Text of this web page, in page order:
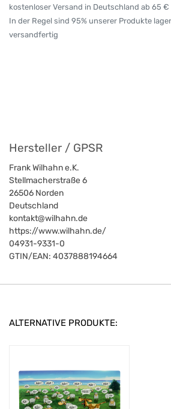
kostenloser Versand in Deutschland ab 65 €
In der Regel sind 95% unserer Produkte
versandfertig
Hersteller / GPSR
Frank Wilhahn e.K.
Stellmacherstraße 6
26506 Norden
Deutschland
kontakt@wilhahn.de
https://www.wilhahn.de/
04931-9331-0
GTIN/EAN: 4037888194664
ALTERNATIVE PRODUKTE: